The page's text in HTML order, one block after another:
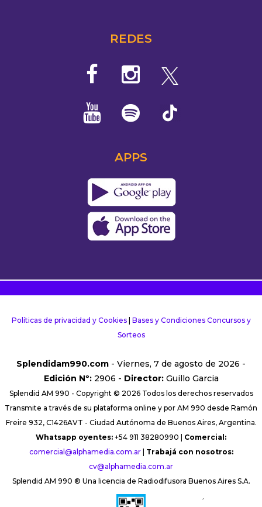
REDES
APPS
Políticas de privacidad y Cookies| Bases y Condiciones Concursos y
Sorteos
Splendidam990.com - Viernes, 7 de agosto de 2026 -
Edición Nº:2906 - Director:Guillo Garcia
Splendid AM 990 - Copyright © 2026 Todos los derechos reservados
Transmite a través de su plataforma online y por AM 990 desde Ramón
Freire 932, C1426AVT - Ciudad Autónoma de Buenos Aires, Argentina.
Whatsapp oyentes: +54 911 38280990 | Comercial:
comercial@alphamedia.com.ar| Trabajá con nosotros:
cv@alphamedia.com.ar
Splendid AM 990 ® Una licencia de Radiodifusora Buenos Aires S.A.
´